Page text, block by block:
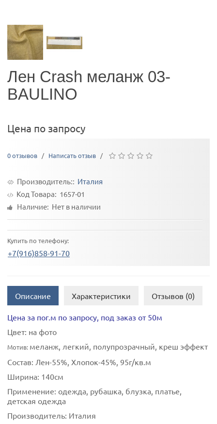
Лен Crash меланж 03-
BAULINO
Цена по запросу
0 отзывов / Написать отзыв /
Производитель:: Италия
Код Товара: 1657-01
Наличие: Нет в наличии
Купить по телефону:
+7(916)858-91-70
Описание Характеристики Отзывов (0)
Цена за пог.м по запросу, под заказ от 50м
Цвет: на фото
Мотив: меланж, легкий, полупрозрачный, креш эффект
Состав: Лен-55%, Хлопок-45%, 95г/кв.м
Ширина: 140см
Применение: одежда, рубашка, блузка, платье,
детская одежда
Производитель: Италия